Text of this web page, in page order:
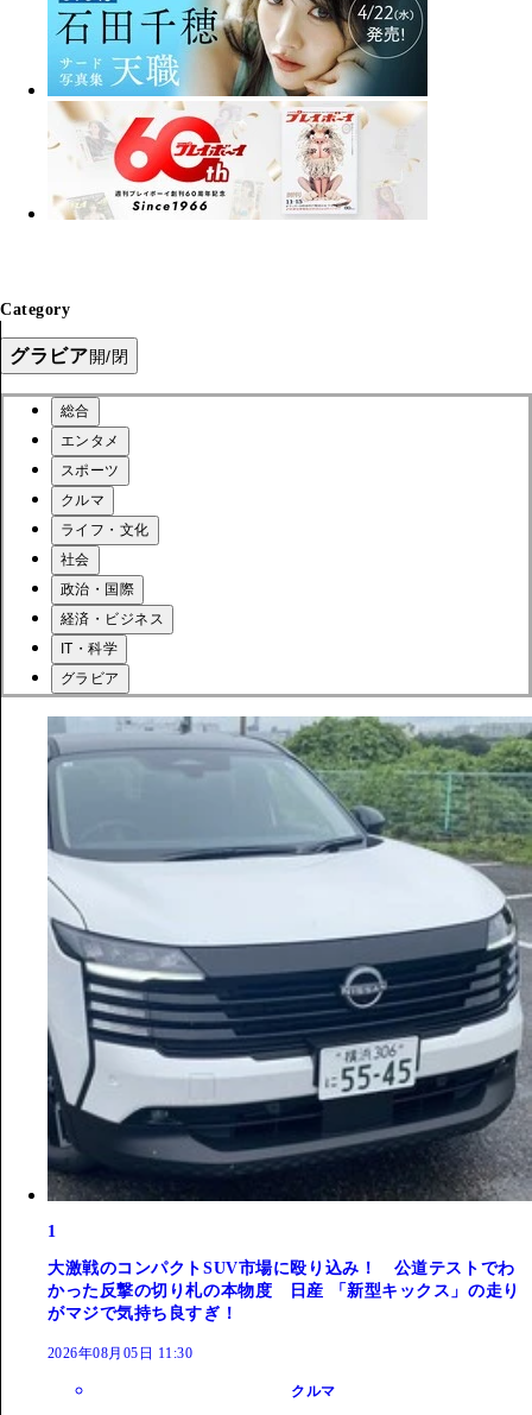
Category
グラビア開/閉
総合
エンタメ
スポーツ
クルマ
ライフ・文化
社会
政治・国際
経済・ビジネス
IT・科学
グラビア
1
大激戦のコンパクトSUV市場に殴り込み！ 公道テストでわ
かった反撃の切り札の本物度 日産 「新型キックス」の走り
がマジで気持ち良すぎ！
2026年08月05日 11:30
クルマ